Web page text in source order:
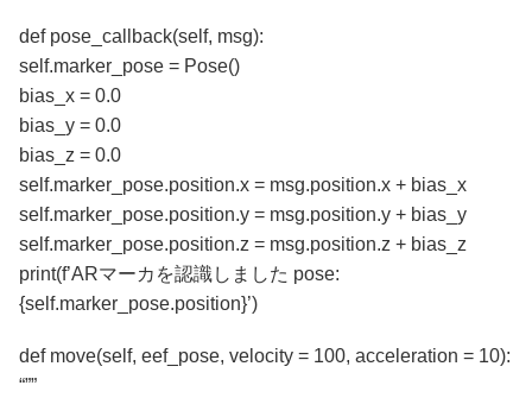
def pose_callback(self, msg):
self.marker_pose = Pose()
bias_x = 0.0
bias_y = 0.0
bias_z = 0.0
self.marker_pose.position.x = msg.position.x + bias_x
self.marker_pose.position.y = msg.position.y + bias_y
self.marker_pose.position.z = msg.position.z + bias_z
print(f’ARマーカを認識しました pose:
{self.marker_pose.position}’)
def move(self, eef_pose, velocity = 100, acceleration = 10):
“””